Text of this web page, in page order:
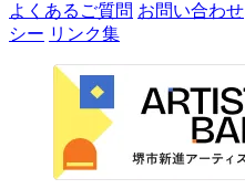
よくあるご質問 お問い合わせ
シー リンク集